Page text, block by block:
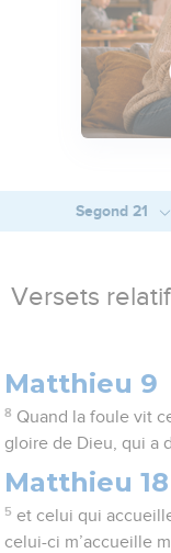
Segond 21
Versets
Matthieu 9
8 Quand la foule vit
gloire de Dieu, qui a
Matthieu 18
5 et celui qui
celui-ci m’accueille